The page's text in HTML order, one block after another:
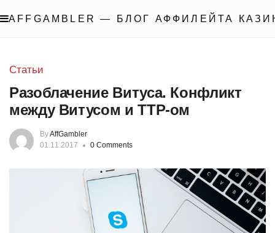
AFFGAMBLER — БЛОГ АФФИЛЕЙТА
Статьи
Разоблачение Витуса. Конфликт
между Витусом и ТТР-ом
ByAffGambler
01.11.2017
0 Comments